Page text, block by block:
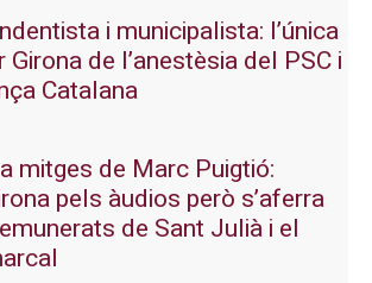
i municipalista: l’única
de l’anestèsia del PSC i
Catalana
mitges de Marc Puigtió:
pels àudios però s’aferra
de Sant Julià i el